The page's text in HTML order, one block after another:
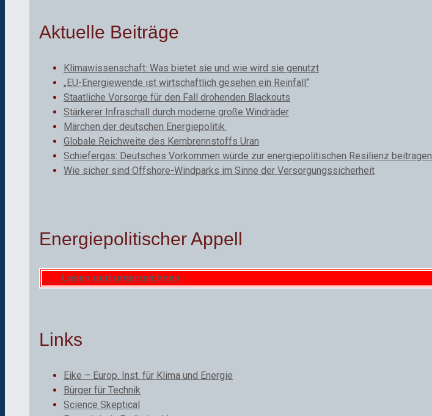
Aktuelle Beiträge
Klimawissenschaft: Was bietet sie und wie wird sie genutzt
„EU-Energiewende ist wirtschaftlich gesehen ein Reinfall“
Staatliche Vorsorge für den Fall drohenden Blackouts
Stärkerer Infraschall durch moderne große Windräder
Märchen der deutschen Energiepolitik
Globale Reichweite des Kernbrennstoffs Uran
Schiefergas: Deutsches Vorkommen würde zur energiepolitischen Resilienz beitragen
Wie sicher sind Offshore-Windparks im Sinne der Versorgungssicherheit
Energiepolitischer Appell
Lesen und unterzeichnen
Links
Eike – Europ. Inst. für Klima und Energie
Bürger für Technik
Science Skeptical